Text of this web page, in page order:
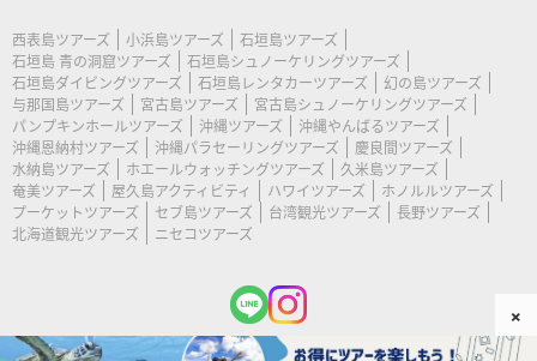
西表島ツアーズ 小浜島ツアーズ
石垣島ツアーズ
石垣島 青の洞窟ツアーズ
石垣島シュノーケリングツアーズ
石垣島ダイビングツアーズ
石垣島レンタカーツアーズ
幻の島ツアーズ
与那国島ツアーズ
宮古島ツアーズ
宮古島シュノーケリングツアーズ
パンプキンホールツアーズ
沖縄ツアーズ
沖縄やんばるツアーズ
沖縄恩納村ツアーズ
沖縄パラセーリングツアーズ
慶良間ツアーズ
水納島ツアーズ
ホエールウォッチングツアーズ
久米島ツアーズ
奄美ツアーズ
屋久島アクティビティ ハワイツアーズ
ホノルルツアーズ
プーケットツアーズ
セブ島ツアーズ 台湾観光ツアーズ
長野ツアーズ
北海道観光ツアーズ
ニセコツアーズ
×